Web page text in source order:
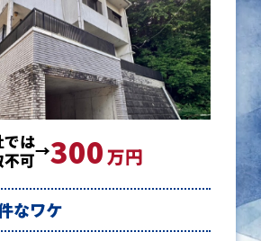
300
では
不可
300万円
なワケ
300